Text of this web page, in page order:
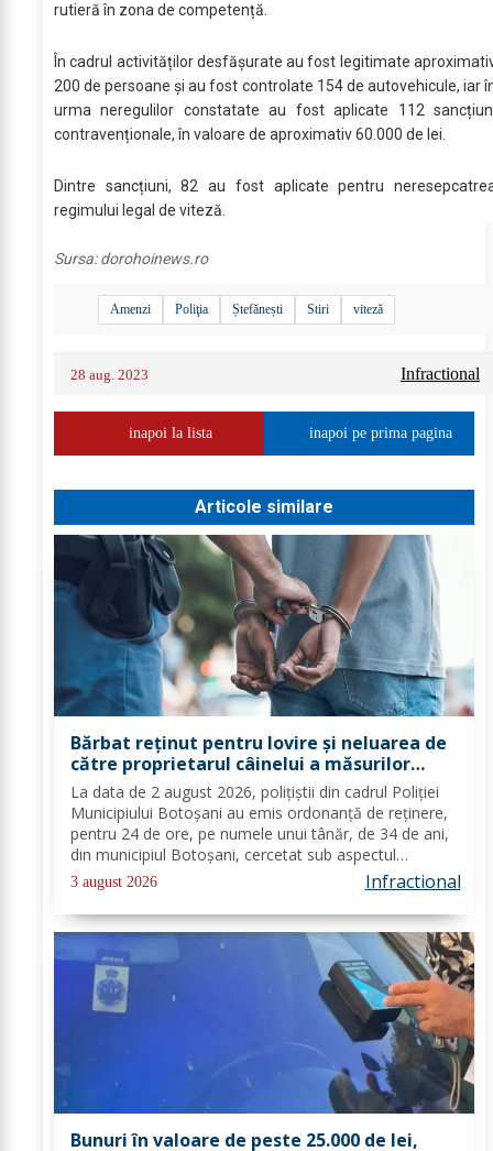
rutieră în zona de competență.
În cadrul activităților desfășurate au fost legitimate
200 de persoane și au fost controlate 154 de autovehicule, iar
urma neregulilor constatate au fost aplicate 112
contravenționale, în valoare de aproximativ 60.000 de lei.
Dintre sancțiuni, 82 au fost aplicate pentru
regimului legal de viteză.
Sursa:dorohoinews.ro
Amenzi Poliţia Ștefănești Stiri viteză
28 aug. 2023 Infractional
inapoi la lista inapoi pe prima pagina
Articole similare
Bărbat reținut pentru lovire și neluarea de
către proprietarul câinelui a măsurilor
privind atacul canin
La data de 2 august 2026, polițiștii din cadrul Poliției
Municipiului Botoșani au emis ordonanță de reținere,
pentru 24 de ore, pe numele unui tânăr, de 34 de ani,
din municipiul Botoșani, cercetat sub aspectul
comiterii infracțiunilor de lovire sau alte violențe și
neluarea de către proprietarul...
3 august 2026 Infractional
Bunuri în valoare de peste 25.000 de lei,